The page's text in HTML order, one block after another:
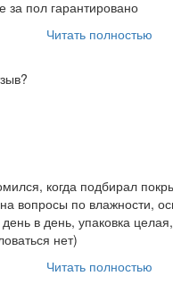
за пол гарантировано
Читать полностью
когда подбирал
вопросы по влажности,
в день, упаковка
нет)
Читать полностью